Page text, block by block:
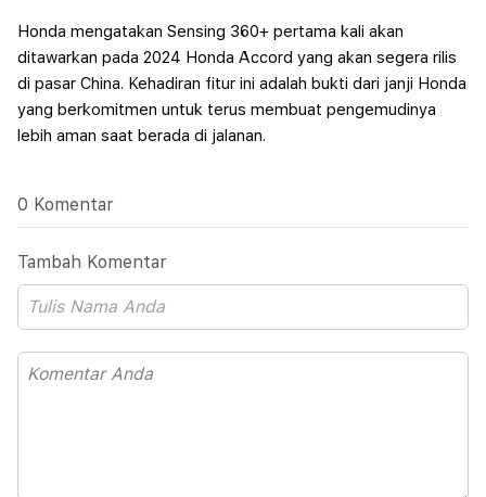
Honda mengatakan Sensing 360+ pertama kali akan
ditawarkan pada 2024 Honda Accord yang akan segera rilis
di pasar China. Kehadiran fitur ini adalah bukti dari janji Honda
yang berkomitmen untuk terus membuat pengemudinya
lebih aman saat berada di jalanan.
0 Komentar
Tambah Komentar